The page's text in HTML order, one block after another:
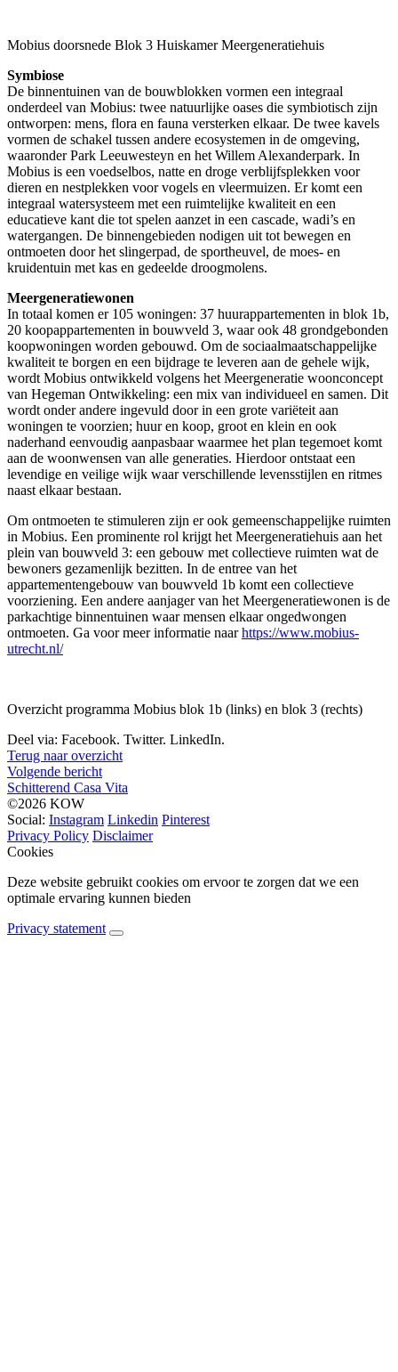
Mobius doorsnede Blok 3 Huiskamer Meergeneratiehuis
Symbiose
De binnentuinen van de bouwblokken vormen een integraal
onderdeel van Mobius: twee natuurlijke oases die symbiotisch zijn
ontworpen: mens, flora en fauna versterken elkaar. De twee kavels
vormen de schakel tussen andere ecosystemen in de omgeving,
waaronder Park Leeuwesteyn en het Willem Alexanderpark. In
Mobius is een voedselbos, natte en droge verblijfsplekken voor
dieren en nestplekken voor vogels en vleermuizen. Er komt een
integraal watersysteem met een ruimtelijke kwaliteit en een
educatieve kant die tot spelen aanzet in een cascade, wadi’s en
watergangen. De binnengebieden nodigen uit tot bewegen en
ontmoeten door het slingerpad, de sportheuvel, de moes- en
kruidentuin met kas en gedeelde droogmolens.
Meergeneratiewonen
In totaal komen er 105 woningen: 37 huurappartementen in blok 1b,
20 koopappartementen in bouwveld 3, waar ook 48 grondgebonden
koopwoningen worden gebouwd. Om de sociaalmaatschappelijke
kwaliteit te borgen en een bijdrage te leveren aan de gehele wijk,
wordt Mobius ontwikkeld volgens het Meergeneratie woonconcept
van Hegeman Ontwikkeling: een mix van individueel en samen. Dit
wordt onder andere ingevuld door in een grote variëteit aan
woningen te voorzien; huur en koop, groot en klein en ook
naderhand eenvoudig aanpasbaar waarmee het plan tegemoet komt
aan de woonwensen van alle generaties. Hierdoor ontstaat een
levendige en veilige wijk waar verschillende levensstijlen en ritmes
naast elkaar bestaan.
Om ontmoeten te stimuleren zijn er ook gemeenschappelijke ruimten
in Mobius. Een prominente rol krijgt het Meergeneratiehuis aan het
plein van bouwveld 3: een gebouw met collectieve ruimten wat de
bewoners gezamenlijk bezitten. In de entree van het
appartementengebouw van bouwveld 1b komt een collectieve
voorziening. Een andere aanjager van het Meergeneratiewonen is de
parkachtige binnentuinen waar mensen elkaar ongedwongen
ontmoeten. Ga voor meer informatie naarhttps://www.mobius-
utrecht.nl/
Overzicht programma Mobius blok 1b (links) en blok 3 (rechts)
Deel via: Facebook. Twitter. LinkedIn.
Terug naar overzicht
Volgende bericht
Schitterend Casa Vita
©2026 KOW
Social: Instagram Linkedin Pinterest
Privacy Policy Disclaimer
Cookies
Deze website gebruikt cookies om ervoor te zorgen dat we een
optimale ervaring kunnen bieden
Privacy statement